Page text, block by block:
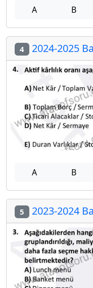
A B
4 2024-2025
A B
5 2023-2024